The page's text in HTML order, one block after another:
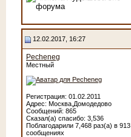
12.02.2017, 16:27
Pecheneg
Местный
Регистрация: 01.02.2011
Адрес: Москва,Домодедово
Сообщений: 865
Сказал(а) спасибо: 3,536
Поблагодарили 7,468 раз(а) в 913
сообщениях